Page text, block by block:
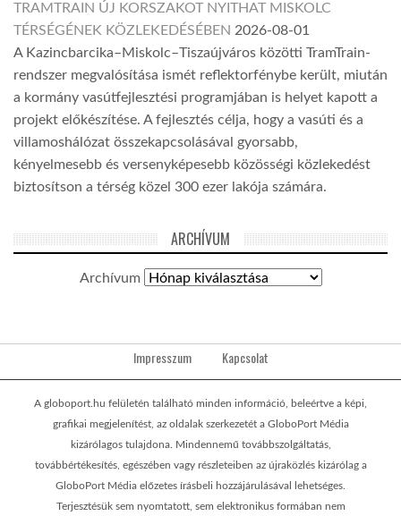
TRAMTRAIN ÚJ KORSZAKOT NYITHAT MISKOLC
TÉRSÉGÉNEK KÖZLEKEDÉSÉBEN 2026-08-01
A Kazincbarcika–Miskolc–Tiszaújváros közötti TramTrain-
rendszer megvalósítása ismét reflektorfénybe került, miután
a kormány vasútfejlesztési programjában is helyet kapott a
projekt előkészítése. A fejlesztés célja, hogy a vasúti és a
villamoshálózat összekapcsolásával gyorsabb,
kényelmesebb és versenyképesebb közösségi közlekedést
biztosítson a térség közel 300 ezer lakója számára.
ARCHÍVUM
Archívum
Impresszum Kapcsolat
A globoport.hu felületén található minden információ, beleértve a képi,
grafikai megjelenítést, az oldalak szerkezetét a GloboPort Média
kizárólagos tulajdona. Mindennemű továbbszolgáltatás,
továbbértékesítés, egészében vagy részleteiben az újraközlés kizárólag a
GloboPort Média előzetes írásbeli hozzájárulásával lehetséges.
Terjesztésük sem nyomtatott, sem elektronikus formában nem